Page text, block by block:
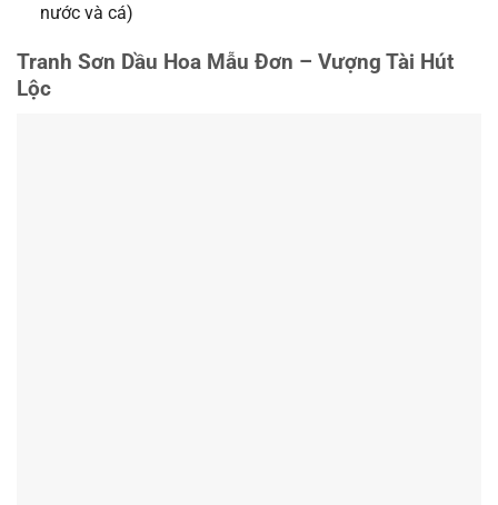
nước và cá)
Tranh Sơn Dầu Hoa Mẫu Đơn – Vượng Tài Hút
Lộc